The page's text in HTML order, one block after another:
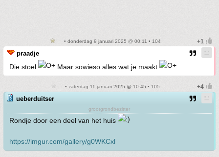
• donderdag 9 januari 2025 @ 00:11 • 104
praadje
Die stoel Maar sowieso alles wat je maakt
• zaterdag 11 januari 2025 @ 10:45 • 105
ueberduitser
grootgrondbezitter
Rondje door een deel van het huis
https://imgur.com/gallery/g0WKCxl